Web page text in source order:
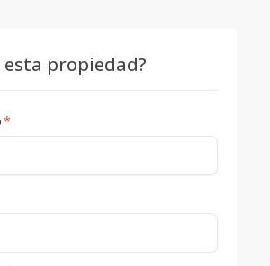
esta propiedad?
*